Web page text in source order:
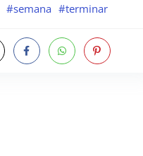
#semana #terminar